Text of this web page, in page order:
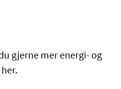
gjerne mer energi- og
her.